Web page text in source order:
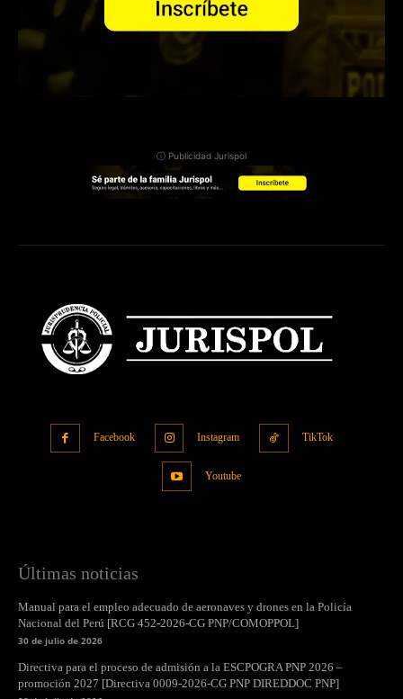
ⓘ Publicidad Jurispol
Facebook Instagram TikTok
Youtube
Últimas noticias
Manual para el empleo adecuado de aeronaves y drones en la Policía
Nacional del Perú [RCG 452-2026-CG PNP/COMOPPOL]
30 de julio de 2026
Directiva para el proceso de admisión a la ESCPOGRA PNP 2026 –
promoción 2027 [Directiva 0009-2026-CG PNP DIREDDOC PNP]